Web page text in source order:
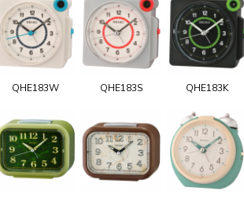
QHE183W QHE183S QHE183K